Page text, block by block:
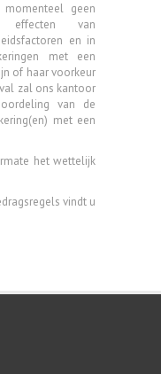
geen
van
en in
met een
of haar voorkeur
zal ons kantoor
van de
met een
het wettelijk
vindt u